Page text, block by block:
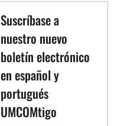
Suscríbase a
nuestro nuevo
boletín electrónico
en español y
portugués
UMCOMtigo